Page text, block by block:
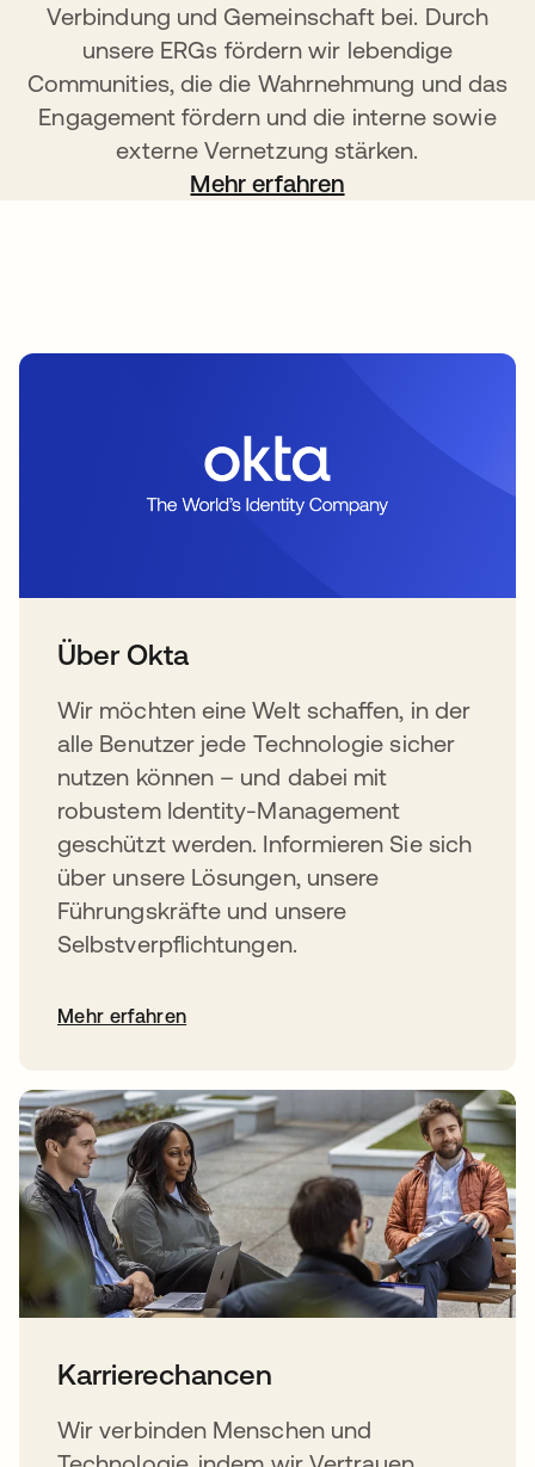
Verbindung und Gemeinschaft bei. Durch
unsere ERGs fördern wir lebendige
Communities, die die Wahrnehmung und das
Engagement fördern und die interne sowie
externe Vernetzung stärken.
Mehr erfahren
Über Okta
Wir möchten eine Welt schaffen, in der
alle Benutzer jede Technologie sicher
nutzen können – und dabei mit
robustem Identity-Management
geschützt werden. Informieren Sie sich
über unsere Lösungen, unsere
Führungskräfte und unsere
Selbstverpflichtungen.
Mehr erfahren
Karrierechancen
Wir verbinden Menschen und